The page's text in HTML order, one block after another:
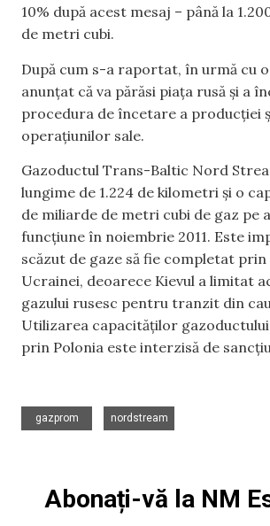
10% după acest mesaj – până la
de metri cubi.
După cum s-a raportat, în urmă cu o
anunțat că va părăsi piața rusă și a
procedura de încetare a producției
operațiunilor sale.
Gazoductul Trans-Baltic Nord
lungime de 1.224 de kilometri și o
de miliarde de metri cubi de gaz pe
funcțiune în noiembrie 2011. Este
scăzut de gaze să fie completat
Ucrainei, deoarece Kievul a limitat
gazului rusesc pentru tranzit din
Utilizarea capacităților
prin Polonia este interzisă de
gazprom
nordstream
Abonați-vă la NM